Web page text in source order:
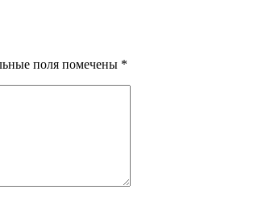
поля помечены *